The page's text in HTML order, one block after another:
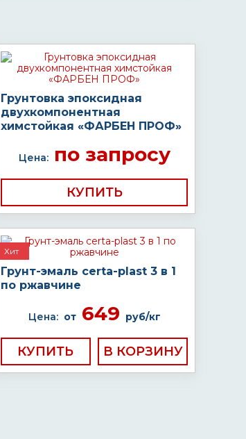
Грунтовка эпоксидная
двухкомпонентная
химстойкая «ФАРБЕН ПРОФ»
Цена:по запросу
КУПИТЬ
Хит
Грунт-эмаль certa-plast 3 в 1
по ржавчине
Цена: от649 руб/кг
КУПИТЬ